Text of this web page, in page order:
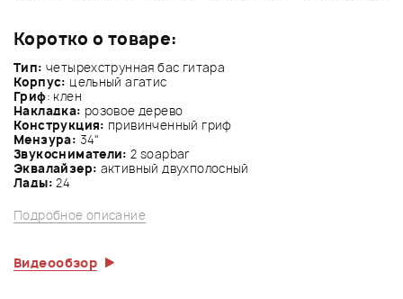
Коротко о товаре:
Тип: четырехструнная бас гитара
Корпус: цельный агатис
Гриф: клен
Накладка: розовое дерево
Конструкция: привинченный гриф
Мензура: 34"
Звукосниматели: 2 soapbar
Эквалайзер: активный двухполосный
Лады: 24
Подробное описание
Видеообзор